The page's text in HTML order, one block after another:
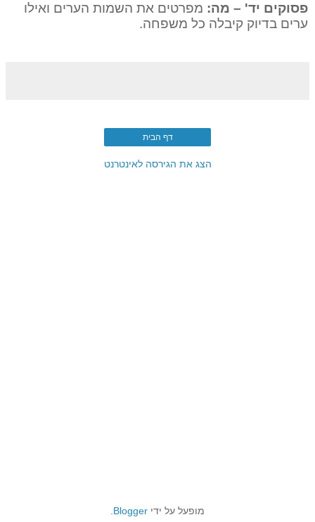
פסוקים יד' – מה: מפרטים את השמות הערים ואילו
ערים בדיוק קיבלה כל משפחה.
דף הבית
הצג את הגירסה לאינטרנט
מופעל על ידי Blogger